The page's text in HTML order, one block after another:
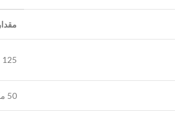
125 مكجم
50 مكجم